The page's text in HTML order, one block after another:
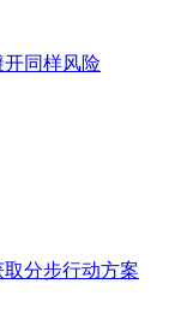
同样风险
分步行动方案